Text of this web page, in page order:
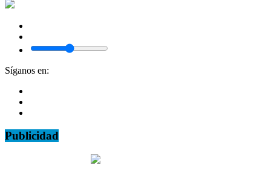
Síganos en:
Publicidad